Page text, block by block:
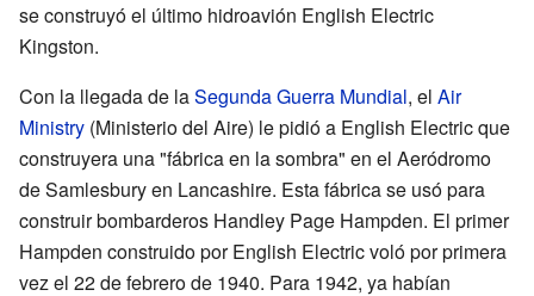
se construyó el último hidroavión English Electric
Kingston.
Con la llegada de laSegunda Guerra Mundial, el Air
Ministry (Ministerio del Aire) le pidió a English Electric que
construyera una "fábrica en la sombra" en el Aeródromo
de Samlesbury en Lancashire. Esta fábrica se usó para
construir bombarderos Handley Page Hampden. El primer
Hampden construido por English Electric voló por primera
vez el 22 de febrero de 1940. Para 1942, ya habían